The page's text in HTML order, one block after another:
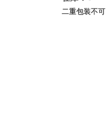
二重包装不可